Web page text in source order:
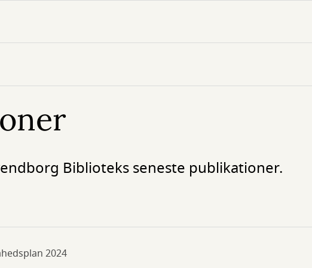
Biblioteks seneste publikationer.
2024